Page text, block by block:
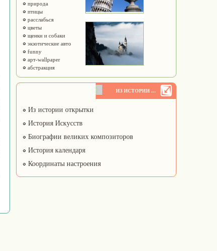
природа
птицы
расслабься
цветы
щенки и собаки
экзотические авто
funny
арт-wallpaper
абстракция
ИЗ ИСТОРИИ ...
Из истории открытки
История Искусств
Биографии великих композиторов
История календаря
Координаты настроения